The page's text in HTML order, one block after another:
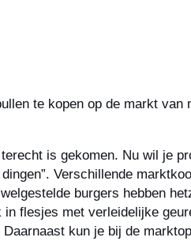
te kopen op de markt van
is gekomen. Nu wil je
Verschillende
burgers hebben
flesjes met verleidelijke
kun je bij de